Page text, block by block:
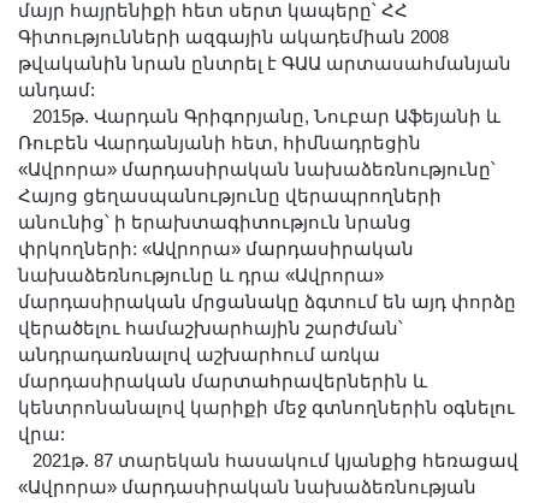
մայր հայրենիքի հետ սերտ կապերը՝ ՀՀ
Գիտությունների ազգային ակադեմիան 2008
թվականին նրան ընտրել է ԳԱԱ արտասահմանյան
անդամ:
2015թ. Վարդան Գրիգորյանը, Նուբար Աֆեյանի և
Ռուբեն Վարդանյանի հետ, հիմնադրեցին
«Ավրորա» մարդասիրական նախաձեռնությունը՝
Հայոց ցեղասպանությունը վերապրողների
անունից՝ ի երախտագիտություն նրանց
փրկողների: «Ավրորա» մարդասիրական
նախաձեռնությունը և դրա «Ավրորա»
մարդասիրական մրցանակը ձգտում են այդ փորձը
վերածելու համաշխարհային շարժման՝
անդրադառնալով աշխարհում առկա
մարդասիրական մարտահրավերներին և
կենտրոնանալով կարիքի մեջ գտնողներին օգնելու
վրա:
2021թ. 87 տարեկան հասակում կյանքից հեռացավ
«Ավրորա» մարդասիրական նախաձեռնության